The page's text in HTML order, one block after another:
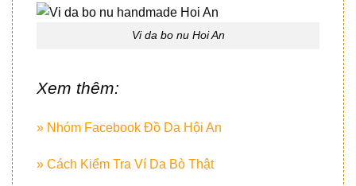
Vi da bo nu Hoi An
Xem thêm:
» Nhóm Facebook Đồ Da Hội An
» Cách Kiểm Tra Ví Da Bò Thật